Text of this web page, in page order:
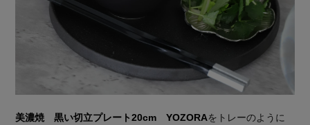
美濃焼 黒い切立プレート20cm YOZORAをトレーのように